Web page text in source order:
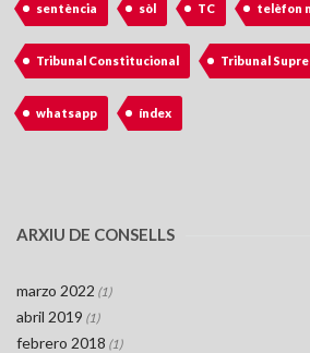
sentència sòl TC telèfon
Tribunal Constitucional Tribunal
whatsapp índex
ARXIU DE CONSELLS
marzo 2022 (1)
abril 2019 (1)
febrero 2018 (1)